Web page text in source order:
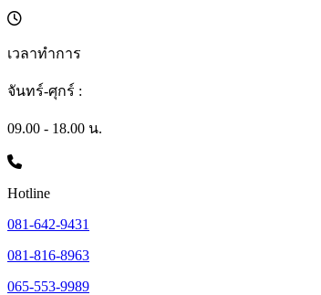
เวลาทำการ
จันทร์-ศุกร์ :
09.00 - 18.00 น.
Hotline
081-642-9431
081-816-8963
065-553-9989